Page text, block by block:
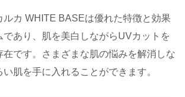
ルカ WHITE BASEは優れた特徴と効果
であり、肌を美白しながらUVカットを
在です。さまざまな肌の悩みを解消しな
肌を手に入れることができます。